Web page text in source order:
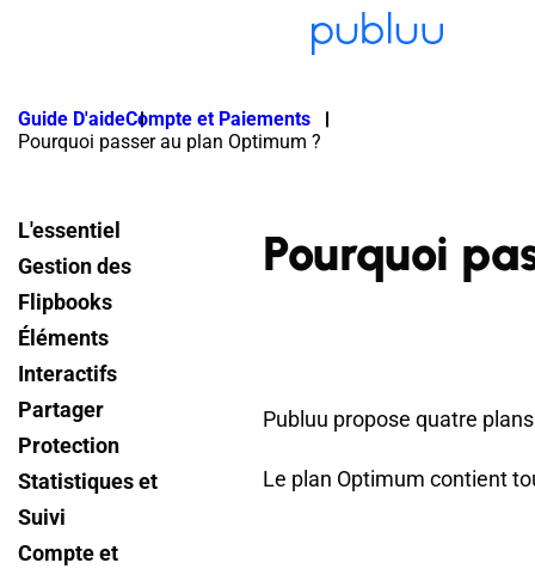
Guide D'aideCompte et Paiements
Pourquoi passer au plan Optimum ?
L'essentiel
Gestion des
Flipbooks
Éléments
Interactifs
Partager
Protection
Statistiques et
Suivi
Compte et
Pourquoi
Publuu propose quatre
Le plan Optimum contient